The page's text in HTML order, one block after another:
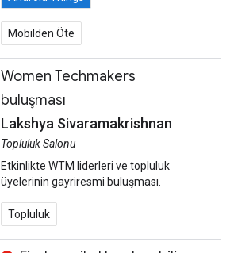
Mobilden Öte
Women Techmakers
buluşması
Lakshya Sivaramakrishnan
Topluluk Salonu
Etkinlikte WTM liderleri ve topluluk
üyelerinin gayriresmi buluşması.
Topluluk